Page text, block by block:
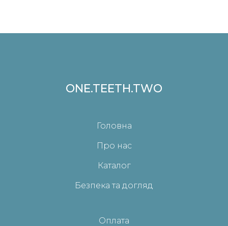
ONE.TEETH.TWO
Головна
Про нас
Каталог
Безпека та догляд
Оплата